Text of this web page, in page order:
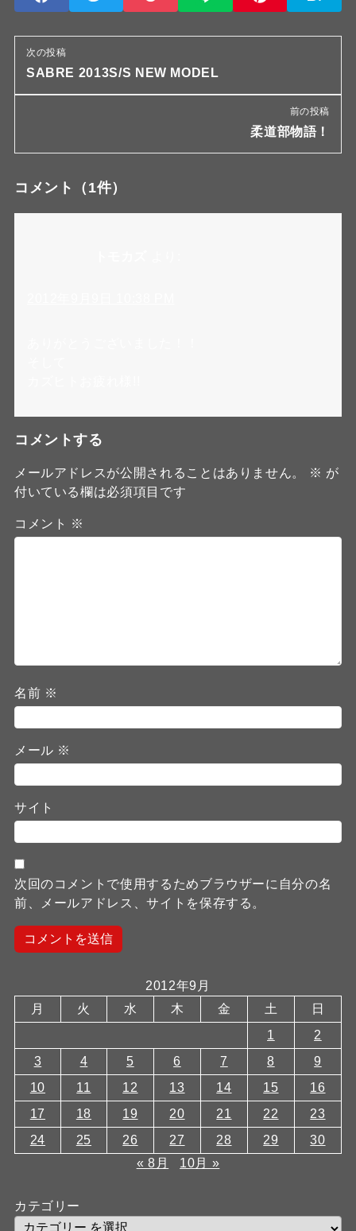
次の投稿
SABRE 2013S/S NEW MODEL
前の投稿
柔道部物語！
コメント （1件）
コメントする
メールアドレスが公開されることはありません。 ※ が
付いている欄は必須項目です
コメント ※
名前 ※
メール ※
サイト
次回のコメントで使用するためブラウザーに自分の名
前、メールアドレス、サイトを保存する。
2012年9月
月
火 水 木 金 土
日
1
2
3
4 5 6 7 8
9
10
11 12 13 14 15
16
17
18 19 20 21 22
23
24
25 26 27 28 29
30
« 8月
10月 »
カテゴリー